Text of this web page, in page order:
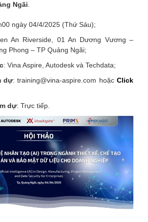
Ngãi
ngày 04/4/2025 (Thứ Sáu);
An Riverside, 01 An Dương Vương –
Phong – TP Quảng Ngãi;
: Vina Aspire, Autodesk và Techdata;
dự: training@vina-aspire.com hoặc Click
dự: Trực tiếp.